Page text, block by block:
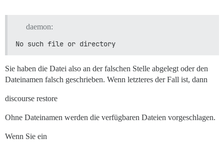
Trying to rollback...
Cleaning stuff up...
Removing tmp '/var/www/discourse/tmp/restores/
Notifying 'system' of the end of the restore...
Finished!
daemon:
No such file or directory
Sie haben die Datei also an der falschen Stelle abgelegt oder den
Dateinamen falsch geschrieben. Wenn letzteres der Fall ist, dann
discourse restore
Ohne Dateinamen werden die verfügbaren Dateien vorgeschlagen.
Wenn Sie ein